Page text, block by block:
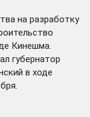
на разработку
Кинешма.
губернатор
в ходе